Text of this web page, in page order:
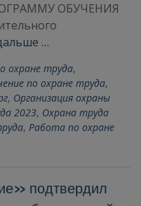
ОБУЧЕНИЯ
…
охране труда,
по охране труда,
, Организация охраны
2023, Охрана труда
, Работа по охране
подтвердил